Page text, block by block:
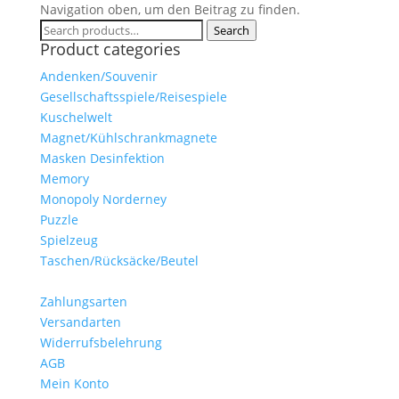
Navigation oben, um den Beitrag zu finden.
Search
for:
Search
Product categories
Andenken/Souvenir
Gesellschaftsspiele/Reisespiele
Kuschelwelt
Magnet/Kühlschrankmagnete
Masken Desinfektion
Memory
Monopoly Norderney
Puzzle
Spielzeug
Taschen/Rücksäcke/Beutel
Zahlungsarten
Versandarten
Widerrufsbelehrung
AGB
Mein Konto